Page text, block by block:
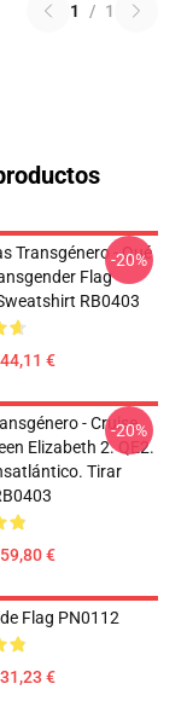
1 / 1
Transgénero - Qué
Flag
RB0403
€
-20%
- Cruise
Elizabeth 2. QE2.
Tirar
€
-20%
Flag PN0112
€